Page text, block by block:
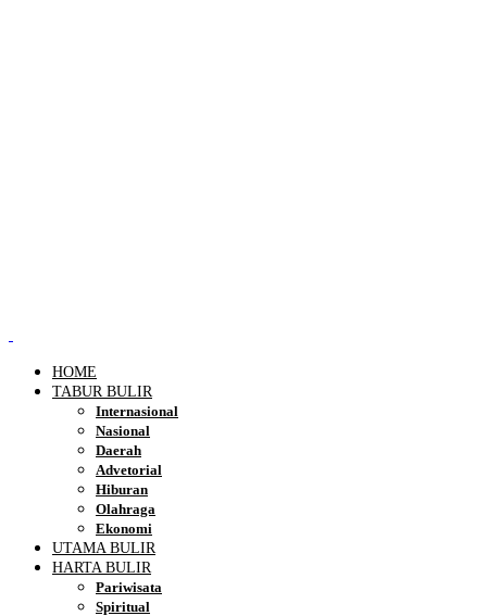
HOME
TABUR BULIR
Internasional
Nasional
Daerah
Advetorial
Hiburan
Olahraga
Ekonomi
UTAMA BULIR
HARTA BULIR
Pariwisata
Spiritual